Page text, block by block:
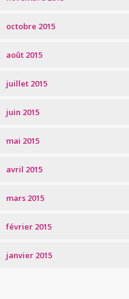
octobre 2015
août 2015
juillet 2015
juin 2015
mai 2015
avril 2015
mars 2015
février 2015
janvier 2015